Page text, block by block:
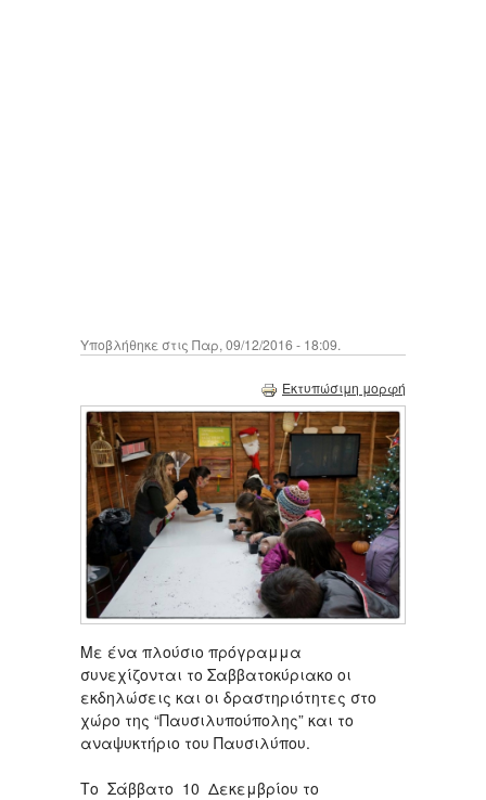
Υποβλήθηκε στις Παρ, 09/12/2016 - 18:09.
Εκτυπώσιμη μορφή
Με ένα πλούσιο πρόγραμμα
συνεχίζονται το Σαββατοκύριακο οι
εκδηλώσεις και οι δραστηριότητες στο
χώρο της “Παυσιλυπούπολης” και το
αναψυκτήριο του Παυσιλύπου.
Το Σάββατο 10 Δεκεμβρίου το